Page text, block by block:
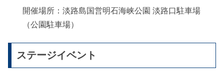
開催場所：淡路島国営明石海峡公園 淡路口駐車場
（公園駐車場）
ステージイベント